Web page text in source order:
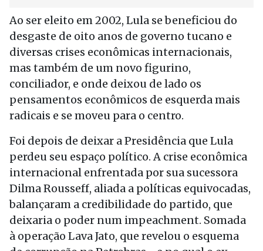
Ao ser eleito em 2002, Lula se beneficiou do
desgaste de oito anos de governo tucano e
diversas crises econômicas internacionais,
mas também de um novo figurino,
conciliador, e onde deixou de lado os
pensamentos econômicos de esquerda mais
radicais e se moveu para o centro.
Foi depois de deixar a Presidência que Lula
perdeu seu espaço político. A crise econômica
internacional enfrentada por sua sucessora
Dilma Rousseff, aliada a políticas equivocadas,
balançaram a credibilidade do partido, que
deixaria o poder num impeachment. Somada
à operação Lava Jato, que revelou o esquema